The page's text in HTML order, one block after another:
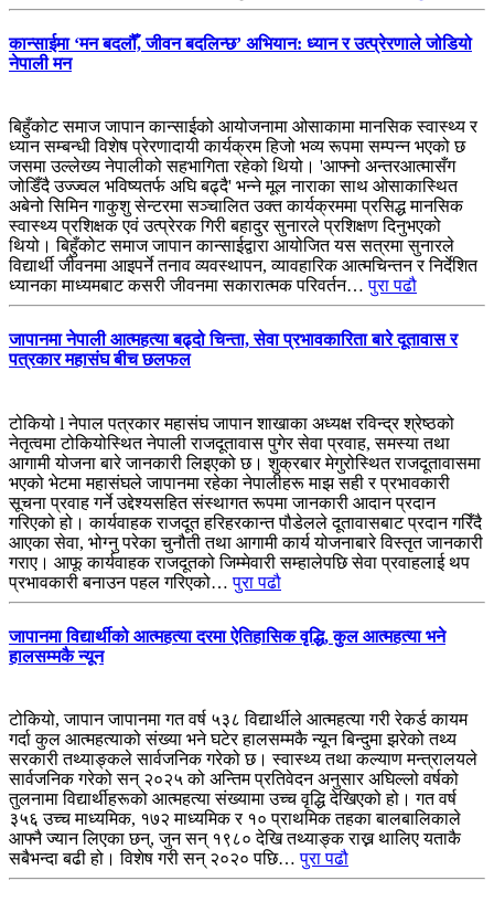
कान्साईमा ‘मन बदलौँ, जीवन बदलिन्छ’ अभियान: ध्यान र उत्प्रेरणाले जोडियो
नेपाली मन
बिहुँकोट समाज जापान कान्साईको आयोजनामा ओसाकामा मानसिक स्वास्थ्य र
ध्यान सम्बन्धी विशेष प्रेरणादायी कार्यक्रम हिजो भव्य रूपमा सम्पन्न भएको छ
जसमा उल्लेख्य नेपालीको सहभागिता रहेको थियो। 'आफ्नो अन्तरआत्मासँग
जोडिँदै उज्ज्वल भविष्यतर्फ अघि बढ्दै' भन्ने मूल नाराका साथ ओसाकास्थित
अबेनो सिमिन गाकुशु सेन्टरमा सञ्चालित उक्त कार्यक्रममा प्रसिद्ध मानसिक
स्वास्थ्य प्रशिक्षक एवं उत्प्रेरक गिरी बहादुर सुनारले प्रशिक्षण दिनुभएको
थियो। बिहुँकोट समाज जापान कान्साईद्वारा आयोजित यस सत्रमा सुनारले
विद्यार्थी जीवनमा आइपर्ने तनाव व्यवस्थापन, व्यावहारिक आत्मचिन्तन र निर्देशित
ध्यानका माध्यमबाट कसरी जीवनमा सकारात्मक परिवर्तन…पुरा पढौ
जापानमा नेपाली आत्महत्या बढ्दो चिन्ता, सेवा प्रभावकारिता बारे दूतावास र
पत्रकार महासंघ बीच छलफल
टोकियो l नेपाल पत्रकार महासंघ जापान शाखाका अध्यक्ष रविन्द्र श्रेष्ठको
नेतृत्वमा टोकियोस्थित नेपाली राजदूतावास पुगेर सेवा प्रवाह, समस्या तथा
आगामी योजना बारे जानकारी लिइएको छ। शुक्रबार मेगुरोस्थित राजदूतावासमा
भएको भेटमा महासंघले जापानमा रहेका नेपालीहरू माझ सही र प्रभावकारी
सूचना प्रवाह गर्ने उद्देश्यसहित संस्थागत रूपमा जानकारी आदान प्रदान
गरिएको हो। कार्यवाहक राजदूत हरिहरकान्त पौडेलले दूतावासबाट प्रदान गरिँदै
आएका सेवा, भोग्नु परेका चुनौती तथा आगामी कार्य योजनाबारे विस्तृत जानकारी
गराए। आफू कार्यवाहक राजदूतको जिम्मेवारी सम्हालेपछि सेवा प्रवाहलाई थप
प्रभावकारी बनाउन पहल गरिएको…पुरा पढौ
जापानमा विद्यार्थीको आत्महत्या दरमा ऐतिहासिक वृद्धि, कुल आत्महत्या भने
हालसम्मकै न्यून
टोकियो, जापान जापानमा गत वर्ष ५३८ विद्यार्थीले आत्महत्या गरी रेकर्ड कायम
गर्दा कुल आत्महत्याको संख्या भने घटेर हालसम्मकै न्यून बिन्दुमा झरेको तथ्य
सरकारी तथ्याङ्कले सार्वजनिक गरेको छ। स्वास्थ्य तथा कल्याण मन्त्रालयले
सार्वजनिक गरेको सन् २०२५ को अन्तिम प्रतिवेदन अनुसार अघिल्लो वर्षको
तुलनामा विद्यार्थीहरूको आत्महत्या संख्यामा उच्च वृद्धि देखिएको हो। गत वर्ष
३५६ उच्च माध्यमिक, १७२ माध्यमिक र १० प्राथमिक तहका बालबालिकाले
आफ्नै ज्यान लिएका छन्, जुन सन् १९८० देखि तथ्याङ्क राख्न थालिए यताकै
सबैभन्दा बढी हो। विशेष गरी सन् २०२० पछि…पुरा पढौ